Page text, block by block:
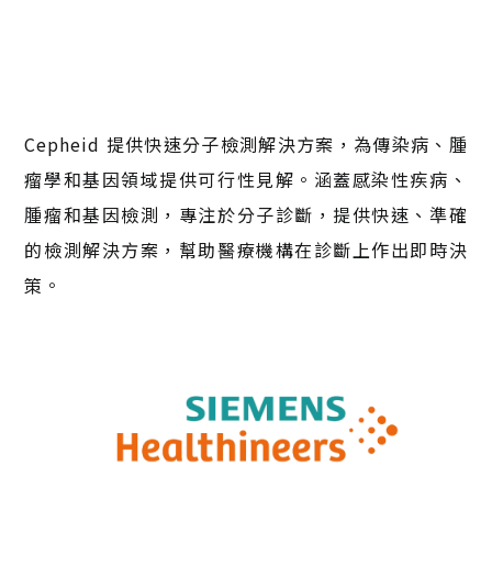
Cepheid 提供快速分子檢測解決方案，為傳染病、腫
瘤學和基因領域提供可行性見解。涵蓋感染性疾病、
腫瘤和基因檢測，專注於分子診斷，提供快速、準確
的檢測解決方案，幫助醫療機構在診斷上作出即時決
策。